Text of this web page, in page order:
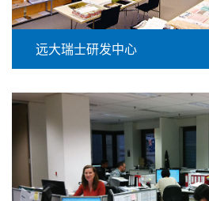
远大瑞士研发中心